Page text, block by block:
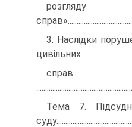
3. Наслідки
цивільних
Тема 7.